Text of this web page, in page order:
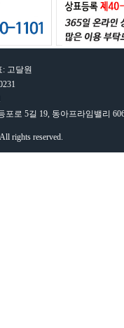
: 고달원
포로 5길 19, 동아프라임밸리
All rights reserved.